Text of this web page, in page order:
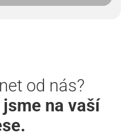
od nás?
na vaší